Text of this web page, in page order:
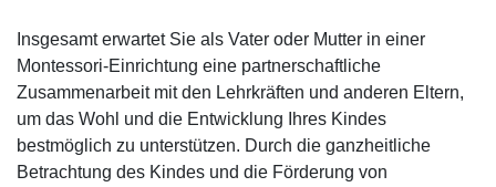
Insgesamt erwartet Sie als Vater oder Mutter in einer
Montessori-Einrichtung eine partnerschaftliche
Zusammenarbeit mit den Lehrkräften und anderen Eltern,
um das Wohl und die Entwicklung Ihres Kindes
bestmöglich zu unterstützen. Durch die ganzheitliche
Betrachtung des Kindes und die Förderung von